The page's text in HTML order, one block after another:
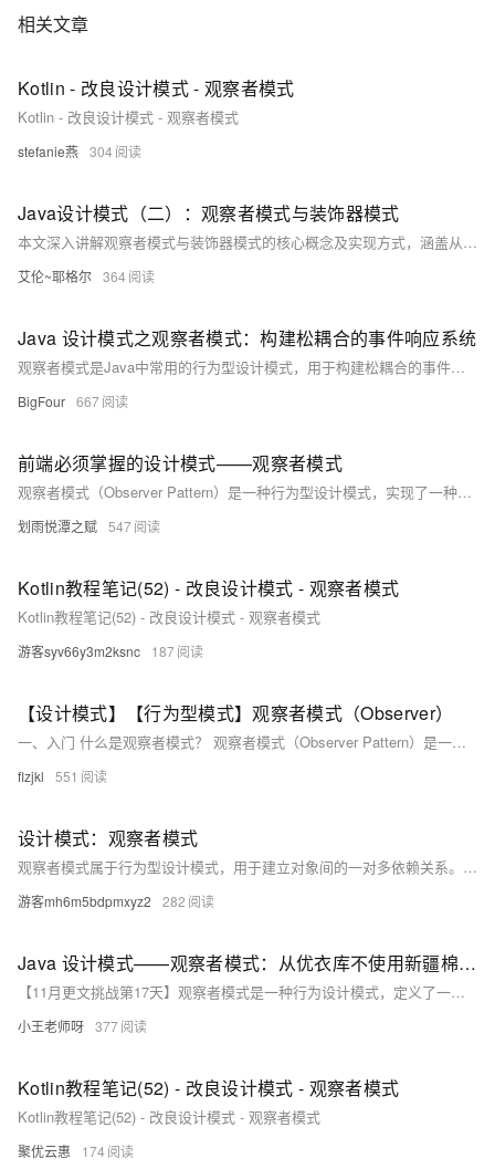
相关文章
Kotlin - 改良设计模式 - 观察者模式
Kotlin - 改良设计模式 - 观察者模式
stefanie燕 304
Java设计模式（二）：观察者模式与装饰器模式
本文深入讲解观察者模式与装饰器模式的核心概念及实现方式，涵盖从基础理论到实战应用的全面内容。观察者模式实现对象间松耦合通信，适用于事件通知机制；装饰器模式通过组合方式动态扩展对象功能，避免子类爆炸。文章通过Java示例展示两者在GUI、IO流、Web中间件等场景的应用，并提供常见陷阱与面试高频问题解析，助你写出灵活、可维护的代码。
艾伦~耶格尔 364
Java 设计模式之观察者模式：构建松耦合的事件响应系统
观察者模式是Java中常用的行为型设计模式，用于构建松耦合的事件响应系统。当一个对象状态改变时，所有依赖它的观察者将自动收到通知并更新。该模式通过抽象耦合实现发布-订阅机制，广泛应用于GUI事件处理、消息通知、数据监控等场景，具有良好的可扩展性和维护性。
BigFour 667
前端必须掌握的设计模式——观察者模式
观察者模式（Observer Pattern）是一种行为型设计模式，实现了一种订阅机制。它包含两个角色：**观察者**（订阅消息、接收通知并执行操作）和**被观察者**（维护观察者列表、发送通知）。两者通过一对多的关系实现解耦，当被观察者状态改变时，会通知所有订阅的观察者。例如，商店老板作为被观察者，记录客户的需求并在商品到货时通知他们。前端应用中，如DOM事件注册、MutationObserver等也体现了这一模式。
划雨悦潭之赋 547
Kotlin教程笔记(52) - 改良设计模式 - 观察者模式
Kotlin教程笔记(52) - 改良设计模式 - 观察者模式
游客syv66y3m2ksnc 187
【设计模式】【行为型模式】观察者模式（Observer）
一、入门 什么是观察者模式？ 观察者模式（Observer Pattern）是一种行为设计模式，它定义了对象之间的一对多依赖关系，当一个对象的状态发生改变时，所有依赖于它的对象都会收到通知并自动更新。
flzjkl 551
设计模式：观察者模式
观察者模式属于行为型设计模式，用于建立对象间的一对多依赖关系。当主题（Subject）状态变化时，所有依赖的观察者（Observer）会自动收到通知并更新。
游客mh6m5bdpmxyz2 282
Java 设计模式——观察者模式：从优衣库不使用新疆棉事件看系统的动态响应
【11月更文挑战第17天】观察者模式是一种行为设计模式，定义了一对多的依赖关系，使多个观察者对象能直接监听并响应某一主题对象的状态变化。本文介绍了观察者模式的基本概念、商业系统中的应用实例，如优衣库事件中各相关方的动态响应，以及模式的优势和实际系统设计中的应用建议，包括事件驱动架构和消息队列的使用。
小王老师呀 377
Kotlin教程笔记(52) - 改良设计模式 - 观察者模式
Kotlin教程笔记(52) - 改良设计模式 - 观察者模式
聚优云惠 174